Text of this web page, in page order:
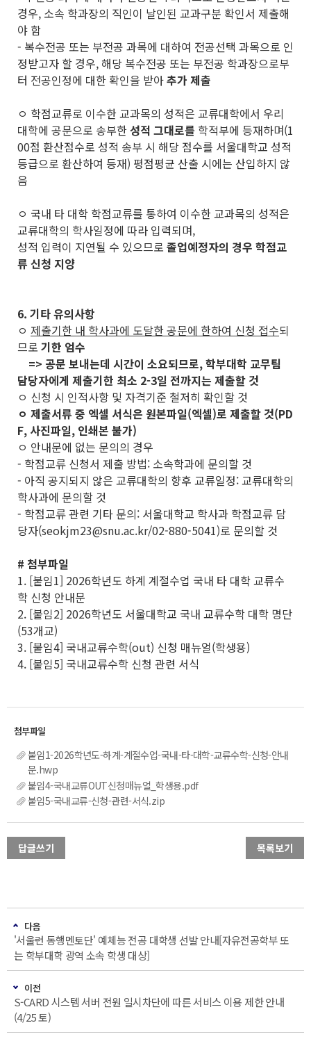
경우, 소속 학과장의 직인이 날인된 교과구분 확인서 제출해
야 함
- 복수전공 또는 부전공 과목에 대하여 전공선택 과목으로 인
정받고자 할 경우, 해당 복수전공 또는 부전공 학과장으로부
터 전공인정에 대한 확인을 받아추가 제출
ㅇ 학점교류로 이수한 교과목의 성적은 교류대학에서 우리
대학에 공문으로 송부한성적 그대로를 학적부에 등재하며(1
00점 환산점수로 성적 송부 시 해당 점수를 서울대학교 성적
등급으로 환산하여 등재) 평점평균 산출 시에는 산입하지 않
음
ㅇ 국내 타 대학 학점교류를 통하여 이수한 교과목의 성적은
교류대학의 학사일정에 따라 입력되며,
성적 입력이 지연될 수 있으므로 졸업예정자의 경우 학점교
류 신청 지양
6. 기타 유의사항
ㅇ 제출기한 내 학사과에 도달한 공문에 한하여 신청 접수되
므로 기한 엄수
=> 공문 보내는데 시간이 소요되므로, 학부대학 교무팀
담당자에게 제출기한 최소 2-3일 전까지는 제출할 것
ㅇ 신청 시 인적사항 및 자격기준 철저히 확인할 것
ㅇ 제출서류 중 엑셀 서식은 원본파일(엑셀)로 제출할 것(PD
F, 사진파일, 인쇄본 불가)
ㅇ 안내문에 없는 문의의 경우
- 학점교류 신청서 제출 방법: 소속학과에 문의할 것
- 아직 공지되지 않은 교류대학의 향후 교류일정: 교류대학의
학사과에 문의할 것
- 학점교류 관련 기타 문의: 서울대학교 학사과 학점교류 담
당자(seokjm23@snu.ac.kr/02-880-5041)로 문의할 것
# 첨부파일
1. [붙임1] 2026학년도 하계 계절수업 국내 타 대학 교류수
학 신청 안내문
2. [붙임2] 2026학년도 서울대학교 국내 교류수학 대학 명단
(53개교)
3. [붙임4] 국내교류수학(out) 신청 매뉴얼(학생용)
4. [붙임5] 국내교류수학 신청 관련 서식
붙임1-2026학년도-하계-계절수업-국내-타-대학-교류수학-신청-안내
문.hwp
붙임4-국내교류OUT신청매뉴얼_학생용.pdf
붙임5-국내교류-신청-관련-서식.zip
답글쓰기 목록보기
다음
'서울런 동행멘토단' 예체능 전공 대학생 선발 안내[자유전공학부 또
는 학부대학 광역 소속 학생 대상]
이전
S-CARD 시스템 서버 전원 일시차단에 따른 서비스 이용 제한 안내
(4/25 토)